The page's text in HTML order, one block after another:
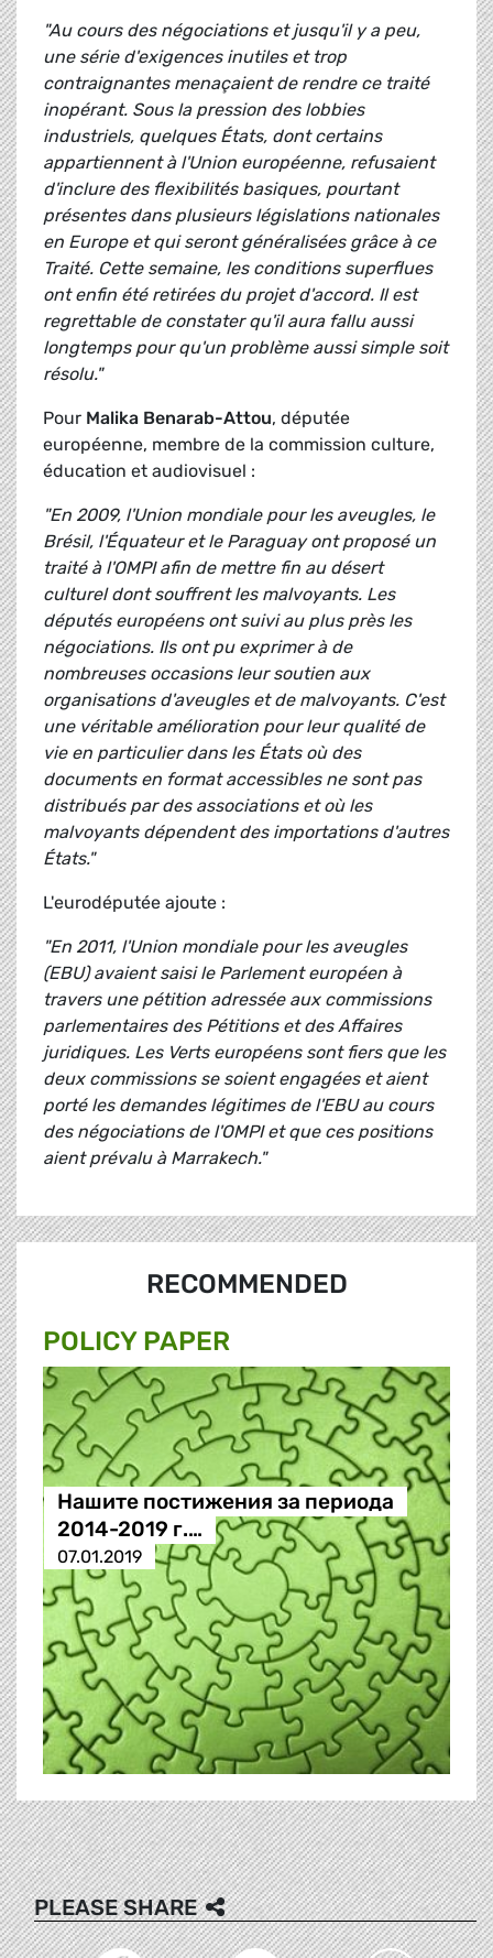
"Au cours des négociations et jusqu'il y a peu,
une série d'exigences inutiles et trop
contraignantes menaçaient de rendre ce traité
inopérant. Sous la pression des lobbies
industriels, quelques États, dont certains
appartiennent à l'Union européenne, refusaient
d'inclure des flexibilités basiques, pourtant
présentes dans plusieurs législations nationales
en Europe et qui seront généralisées grâce à ce
Traité. Cette semaine, les conditions superflues
ont enfin été retirées du projet d'accord. Il est
regrettable de constater qu'il aura fallu aussi
longtemps pour qu'un problème aussi simple soit
résolu."
Pour Malika Benarab-Attou, députée
européenne, membre de la commission culture,
éducation et audiovisuel :
"En 2009, l'Union mondiale pour les aveugles, le
Brésil, l'Équateur et le Paraguay ont proposé un
traité à l'OMPI afin de mettre fin au désert
culturel dont souffrent les malvoyants. Les
députés européens ont suivi au plus près les
négociations. Ils ont pu exprimer à de
nombreuses occasions leur soutien aux
organisations d'aveugles et de malvoyants. C'est
une véritable amélioration pour leur qualité de
vie en particulier dans les États où des
documents en format accessibles ne sont pas
distribués par des associations et où les
malvoyants dépendent des importations d'autres
États."
L'eurodéputée ajoute :
"En 2011, l'Union mondiale pour les aveugles
(EBU) avaient saisi le Parlement européen à
travers une pétition adressée aux commissions
parlementaires des Pétitions et des Affaires
juridiques. Les Verts européens sont fiers que les
deux commissions se soient engagées et aient
porté les demandes légitimes de l'EBU au cours
des négociations de l'OMPI et que ces positions
aient prévalu à Marrakech."
RECOMMENDED
POLICY PAPER
Нашите постижения за периода
2014-2019 г.…
07.01.2019
PLEASE SHARE